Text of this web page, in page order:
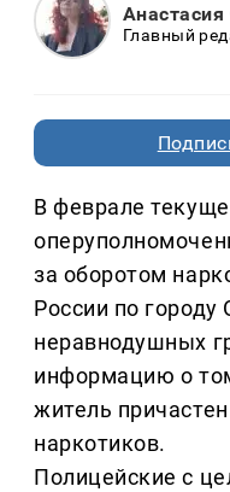
Главный
В феврале
за оборотом
России по городу
неравнодушных
информацию о
житель
наркотиков.
Полицейские с